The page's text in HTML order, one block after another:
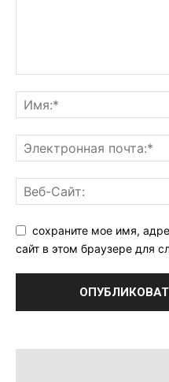
сохраните мое имя,
сайт в этом браузере для